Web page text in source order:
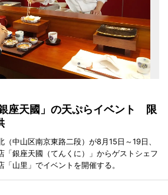
座天國」の天ぷらイベント 限
中山区南京東路二段）が8月15日～19日、
「銀座天國（てんくに）」からゲストシェフ
山里」でイベントを開催する。